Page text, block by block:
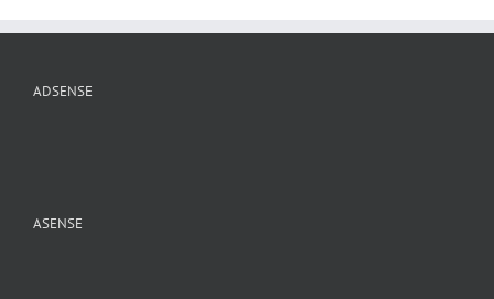
ADSENSE
ASENSE